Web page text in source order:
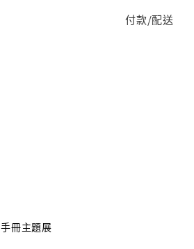
冊主題展
付款/配送